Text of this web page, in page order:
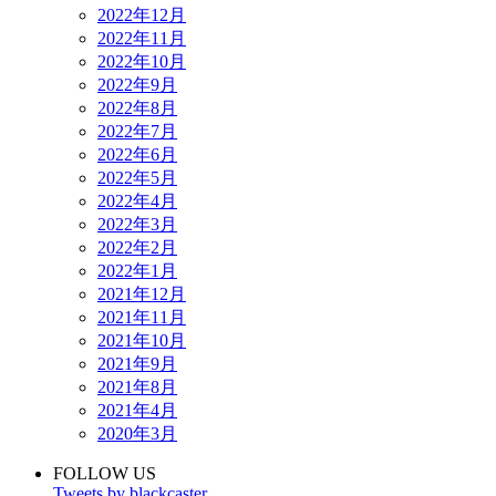
2022年12月
2022年11月
2022年10月
2022年9月
2022年8月
2022年7月
2022年6月
2022年5月
2022年4月
2022年3月
2022年2月
2022年1月
2021年12月
2021年11月
2021年10月
2021年9月
2021年8月
2021年4月
2020年3月
FOLLOW US